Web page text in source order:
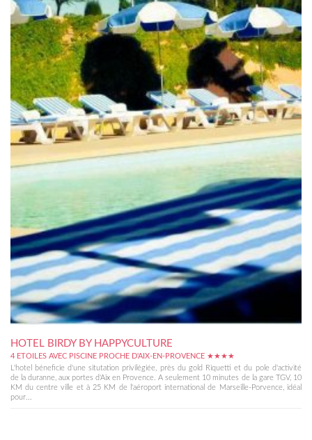
HOTEL BIRDY BY HAPPYCULTURE
4 ETOILES AVEC PISCINE PROCHE D'AIX-EN-PROVENCE ★★★★
L'hotel béneficie d'une situtation privilégiée, près du gold Riquetti et du pole d'activité
de la duranne, aux portes d'Aix en Provence. A seulement 10 minutes de la gare TGV, 10
KM du centre ville et à 25 KM de l'aéroport international de Marseille-Porvence, idéal
pour...